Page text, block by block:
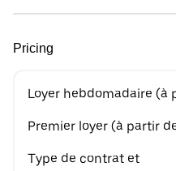
Pricing
Loyer hebdomadaire (à
Premier loyer (à partir
Type de contrat et